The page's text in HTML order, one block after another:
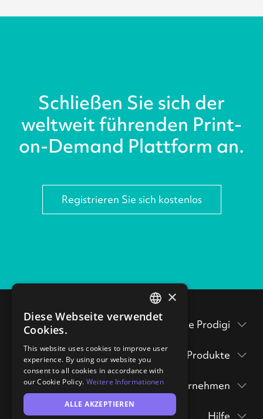
Schließen Sie sich der
weltweit führenden Print-
on-Demand Plattform an.
Registrieren Sie sich kostenlos
Prodigi Group
hi@prodigi.com
Testen Sie Prodigi
Druck API
Produkte
anfordern
Unternehmen
Hilfe
ENGLISH
×
Diese Webseite verwendet
Cookies.
This website uses cookies to improve user
experience. By using our website you
consent to all cookies in accordance with
our Cookie Policy. Weitere Informationen
ALLE AKZEPTIEREN